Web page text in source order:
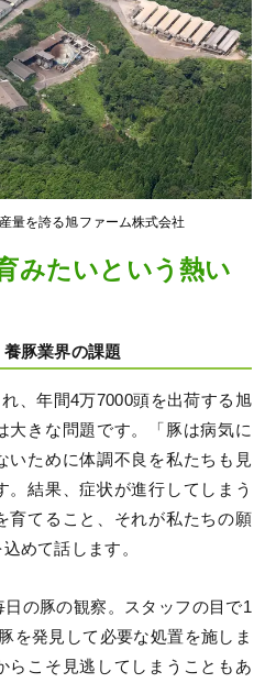
量を誇る旭ファーム株式会社
みたいという熱い
豚業界の課題
、年間4万7000頭を出荷する旭
大きな問題です。「豚は病気に
いために体調不良を私たちも見
結果、症状が進行してしまう
てること、それが私たちの願
めて話します。
の豚の観察。スタッフの目で1
を発見して必要な処置を施しま
らこそ見逃してしまうこともあ